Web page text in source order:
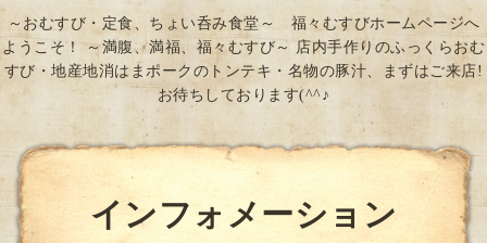
～おむすび・定食、ちょい呑み食堂～ 福々むすびホームページへ
ようこそ！ ～満腹、満福、福々むすび～ 店内手作りのふっくらおむ
すび・地産地消はまポークのトンテキ・名物の豚汁、まずはご来店!
お待ちしております(^^♪
インフォメーション